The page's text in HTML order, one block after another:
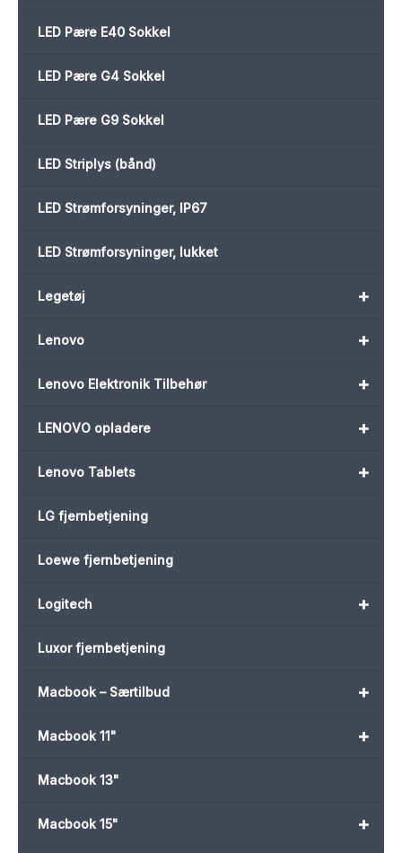
LED Pære E40 Sokkel
LED Pære G4 Sokkel
LED Pære G9 Sokkel
LED Striplys (bånd)
LED Strømforsyninger, IP67
LED Strømforsyninger, lukket
+
Legetøj
+
Lenovo
+
Lenovo Elektronik Tilbehør
+
LENOVO opladere
+
Lenovo Tablets
LG fjernbetjening
Loewe fjernbetjening
+
Logitech
Luxor fjernbetjening
+
Macbook – Særtilbud
+
Macbook 11"
Macbook 13"
+
Macbook 15"